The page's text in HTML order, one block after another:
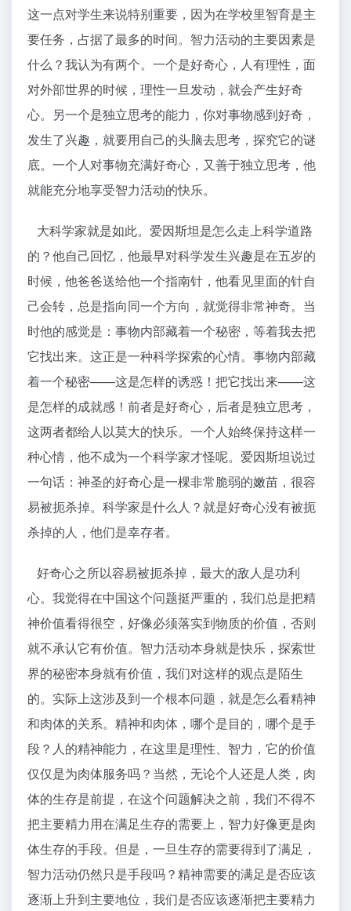
这一点对学生来说特别重要，因为在学校里智育是主
要任务，占据了最多的时间。智力活动的主要因素是
什么？我认为有两个。一个是好奇心，人有理性，面
对外部世界的时候，理性一旦发动，就会产生好奇
心。另一个是独立思考的能力，你对事物感到好奇，
发生了兴趣，就要用自己的头脑去思考，探究它的谜
底。一个人对事物充满好奇心，又善于独立思考，他
就能充分地享受智力活动的快乐。
大科学家就是如此。爱因斯坦是怎么走上科学道路
的？他自己回忆，他最早对科学发生兴趣是在五岁的
时候，他爸爸送给他一个指南针，他看见里面的针自
己会转，总是指向同一个方向，就觉得非常神奇。当
时他的感觉是：事物内部藏着一个秘密，等着我去把
它找出来。这正是一种科学探索的心情。事物内部藏
着一个秘密——这是怎样的诱惑！把它找出来——这
是怎样的成就感！前者是好奇心，后者是独立思考，
这两者都给人以莫大的快乐。一个人始终保持这样一
种心情，他不成为一个科学家才怪呢。爱因斯坦说过
一句话：神圣的好奇心是一棵非常脆弱的嫩苗，很容
易被扼杀掉。科学家是什么人？就是好奇心没有被扼
杀掉的人，他们是幸存者。
好奇心之所以容易被扼杀掉，最大的敌人是功利
心。我觉得在中国这个问题挺严重的，我们总是把精
神价值看得很空，好像必须落实到物质的价值，否则
就不承认它有价值。智力活动本身就是快乐，探索世
界的秘密本身就有价值，我们对这样的观点是陌生
的。实际上这涉及到一个根本问题，就是怎么看精神
和肉体的关系。精神和肉体，哪个是目的，哪个是手
段？人的精神能力，在这里是理性、智力，它的价值
仅仅是为肉体服务吗？当然，无论个人还是人类，肉
体的生存是前提，在这个问题解决之前，我们不得不
把主要精力用在满足生存的需要上，智力好像更是肉
体生存的手段。但是，一旦生存的需要得到了满足，
智力活动仍然只是手段吗？精神需要的满足是否应该
逐渐上升到主要地位，我们是否应该逐渐把主要精力